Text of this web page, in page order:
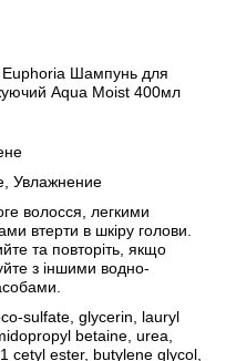
Euphoria Шампунь для
Aqua Moist 400мл
Увлажнение
волосся, легкими
втерти в шкіру голови.
та повторіть, якщо
з іншими водно-
sulfate, glycerin, lauryl
betaine, urea,
cetyl ester, butylene glycol,